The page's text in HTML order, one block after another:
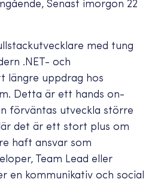
Senast imorgon 22
med tung
.NET- och
längre uppdrag hos
Detta är ett hands on-
förväntas utveckla större
det är ett stort plus om
haft ansvar som
Team Lead eller
en kommunikativ och social